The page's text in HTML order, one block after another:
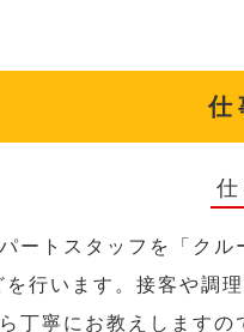
仕
ートスタッフを「ク
行います。接客や調理
丁寧にお教えします